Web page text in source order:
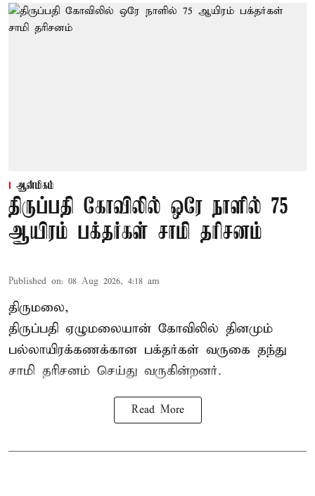
ஆன்மிகம்
திருப்பதி கோவிலில் ஒரே நாளில் 75
ஆயிரம் பக்தர்கள் சாமி தரிசனம்
Published on: 08 Aug 2026, 4:18 am
திருமலை,
திருப்பதி ஏழுமலையான் கோவிலில் தினமும்
பல்லாயிரக்கணக்கான பக்தர்கள் வருகை தந்து
சாமி தரிசனம் செய்து வருகின்றனர்.
Read More